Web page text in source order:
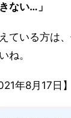
ない…」
ている方は
ね。
年8月17日】